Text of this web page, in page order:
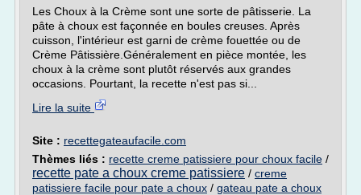
Les Choux à la Crème sont une sorte de pâtisserie. La
pâte à choux est façonnée en boules creuses. Après
cuisson, l'intérieur est garni de crème fouettée ou de
Crème Pâtissière.Généralement en pièce montée, les
choux à la crème sont plutôt réservés aux grandes
occasions. Pourtant, la recette n'est pas si...
Lire la suite
Site : recettegateaufacile.com
Thèmes liés : recette creme patissiere pour choux facile /
recette pate a choux creme patissiere / creme
patissiere facile pour pate a choux / gateau pate a choux